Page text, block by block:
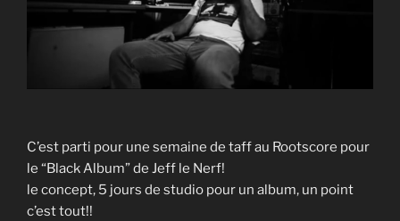
C’est parti pour une semaine de taff au Rootscore pour
le “Black Album” de Jeff le Nerf!
le concept, 5 jours de studio pour un album, un point
c’est tout!!